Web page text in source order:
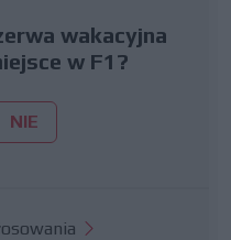
wakacyjna
w F1?
NIE